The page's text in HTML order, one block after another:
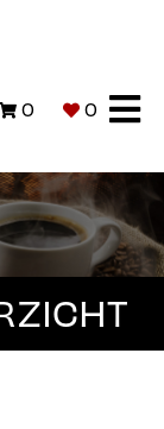
0 0